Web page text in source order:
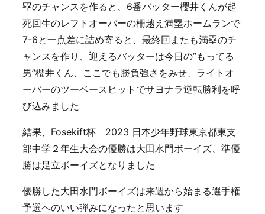
塁のチャンスを作ると、6番バッター櫻井くんが起
死回生のレフトオーバーの柵越え満塁ホームランで
7-6と一点差に詰め寄ると、最終回またも満塁のチ
ャンスを作り、迎えるバッターは今日の”もってる
男”櫻井くん、ここでも勝負強さをみせ、ライトオ
ーバーのツーベースヒットでサヨナラ逆転勝利を呼
び込みました
結果、Fosekift杯 2023 日本少年野球東京都東支
部中学２年生大会の優勝は大田水門ボーイズ、準優
勝は足立ボーイズとなりました
優勝した大田水門ボーイズは来週から始まる選手権
予選へのいい弾みになったと思います